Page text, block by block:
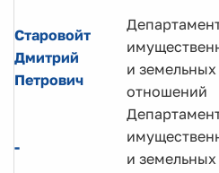
Старовойт
Дмитрий
Петрович
и земельных
отношений
-
и земельных